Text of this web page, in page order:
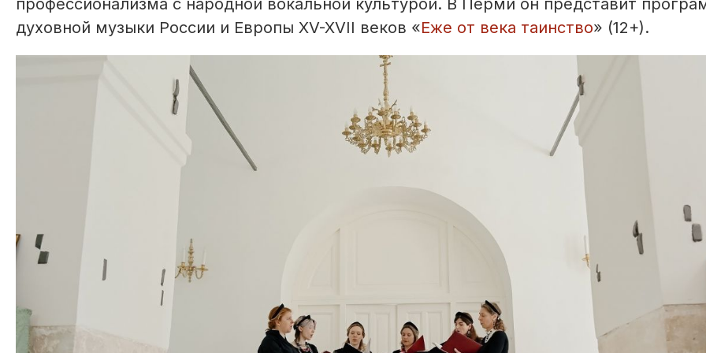
духовной музыки России и Европы XV-XVII веков «Еже от века таинство» (12+).